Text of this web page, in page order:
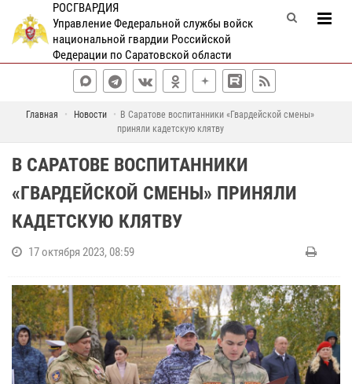
РОСГВАРДИЯ
Управление Федеральной службы войск
национальной гвардии Российской
Федерации по Саратовской области
Главная Новости
В Саратове воспитанники «Гвардейской смены»
приняли кадетскую клятву
В САРАТОВЕ ВОСПИТАННИКИ
«ГВАРДЕЙСКОЙ СМЕНЫ» ПРИНЯЛИ
КАДЕТСКУЮ КЛЯТВУ
17 октября 2023, 08:59